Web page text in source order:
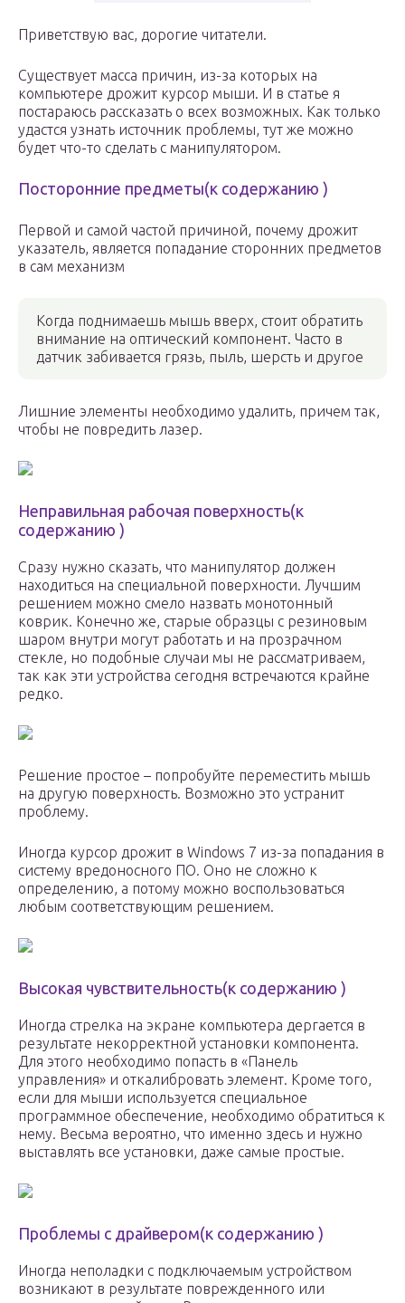
Приветствую вас, дорогие читатели.
Существует масса причин, из-за которых на
компьютере дрожит курсор мыши. И в статье я
постараюсь рассказать о всех возможных. Как только
удастся узнать источник проблемы, тут же можно
будет что-то сделать с манипулятором.
Посторонние предметы(к содержанию )
Первой и самой частой причиной, почему дрожит
указатель, является попадание сторонних предметов
в сам механизм
Когда поднимаешь мышь вверх, стоит обратить
внимание на оптический компонент. Часто в
датчик забивается грязь, пыль, шерсть и другое
Лишние элементы необходимо удалить, причем так,
чтобы не повредить лазер.
Неправильная рабочая поверхность(к
содержанию )
Сразу нужно сказать, что манипулятор должен
находиться на специальной поверхности. Лучшим
решением можно смело назвать монотонный
коврик. Конечно же, старые образцы с резиновым
шаром внутри могут работать и на прозрачном
стекле, но подобные случаи мы не рассматриваем,
так как эти устройства сегодня встречаются крайне
редко.
Решение простое – попробуйте переместить мышь
на другую поверхность. Возможно это устранит
проблему.
Иногда курсор дрожит в Windows 7 из-за попадания в
систему вредоносного ПО. Оно не сложно к
определению, а потому можно воспользоваться
любым соответствующим решением.
Высокая чувствительность(к содержанию )
Иногда стрелка на экране компьютера дергается в
результате некорректной установки компонента.
Для этого необходимо попасть в «Панель
управления» и откалибровать элемент. Кроме того,
если для мыши используется специальное
программное обеспечение, необходимо обратиться к
нему. Весьма вероятно, что именно здесь и нужно
выставлять все установки, даже самые простые.
Проблемы с драйвером(к содержанию )
Иногда неполадки с подключаемым устройством
возникают в результате поврежденного или